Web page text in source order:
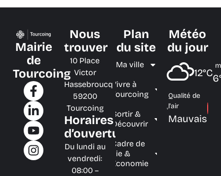
Mairie
de
Tourcoing
Nous
trouver
10 Place
Victor
Hassebroucq
59200
Tourcoing
Horaires
d’ouverture
Du lundi au
vendredi:
08:00 –
Plan
du site
Ma ville
Vivre à
Tourcoing
Sortir &
Découvrir
Cadre de
vie &
Économie
Météo
du jour
12°C
Qualité de
l'air
Mauvais